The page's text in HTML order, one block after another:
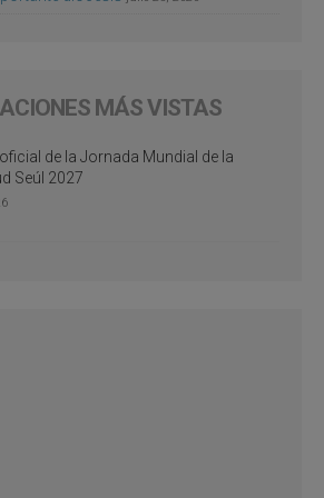
MÁS VISTAS
de la Jornada Mundial de la
Seúl 2027